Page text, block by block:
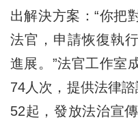
出解決方案：“你把
法官，申請恢復執
進展。”法官工作室
74人次，提供法律
52起，發放法治宣